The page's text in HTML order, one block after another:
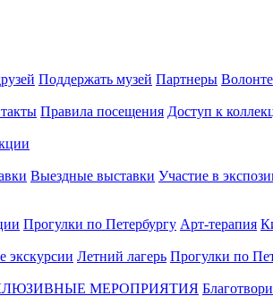
Поддержать музей Партнеры
Правила посещения Доступ к
Выездные выставки Участие в
Прогулки по Петербургу Арт-терапия
экскурсии Летний лагерь Прогулки по
МЕРОПРИЯТИЯ